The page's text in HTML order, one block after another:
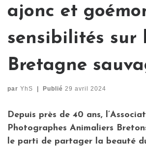
ajonc et
sensibilités sur
Bretagne
par YhS Publié 29 avril 2024
Depuis près de 40 ans,
Photographes Animaliers
le parti de partager la beauté